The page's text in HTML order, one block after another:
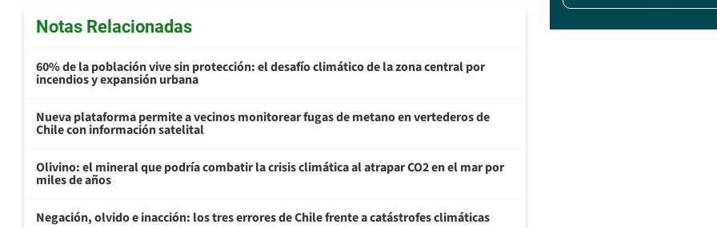
Notas Relacionadas
60% de la población vive sin protección: el desafío climático de la zona central por
incendios y expansión urbana
Nueva plataforma permite a vecinos monitorear fugas de metano en vertederos de
Chile con información satelital
Olivino: el mineral que podría combatir la crisis climática al atrapar CO2 en el mar por
miles de años
Negación, olvido e inacción: los tres errores de Chile frente a catástrofes climáticas